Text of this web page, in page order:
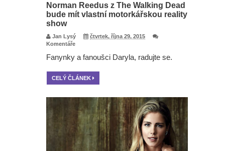
Norman Reedus z The Walking Dead
bude mít vlastní motorkářskou reality
show
Jan Lysý
čtvrtek, října 29, 2015
Komentáře
Fanynky a fanoušci Daryla, radujte se.
CELÝ ČLÁNEK